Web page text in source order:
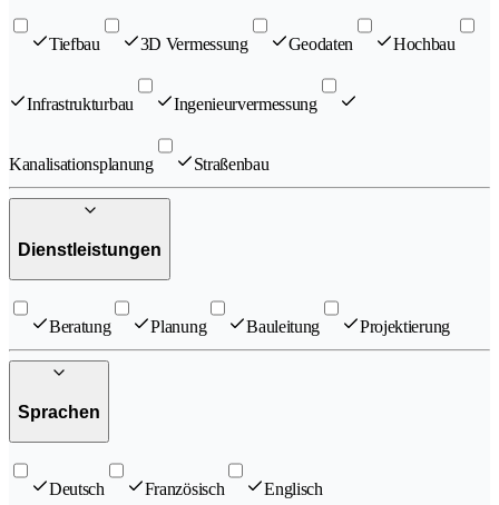
Tiefbau 3D Vermessung Geodaten Hochbau
Infrastrukturbau Ingenieurvermessung
Kanalisationsplanung Straßenbau
Dienstleistungen
Beratung Planung Bauleitung Projektierung
Sprachen
Deutsch Französisch Englisch